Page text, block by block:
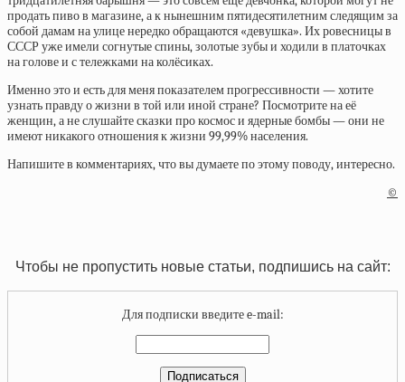
продать пиво в магазине, а к нынешним пятидесятилетним следящим за
собой дамам на улице нередко обращаются «девушка». Их ровесницы в
СССРуже имели согнутые спины, золотые зубы и ходили в платочках
на голове и с тележками на колёсиках.
Именно это и есть для меня показателем прогрессивности — хотите
узнать правду о жизни в той или иной стране? Посмотрите на её
женщин, а не слушайте сказки про космос и ядерные бомбы — они не
имеют никакого отношения к жизни 99,99% населения.
Напишите в комментариях, что вы думаете по этому поводу, интересно.
©
Чтобы не пропустить новые статьи, подпишись на сайт:
Для подписки введите e-mail: